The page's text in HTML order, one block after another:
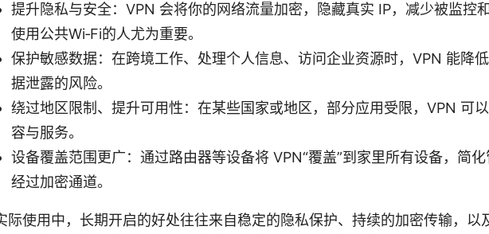
提升隐私与安全：VPN 会将你的网络流量加密，隐藏真实 IP，减少被监控
使用公共Wi‑Fi的人尤为重要。
保护敏感数据：在跨境工作、处理个人信息、访问企业资源时，VPN 能降
据泄露的风险。
绕过地区限制、提升可用性：在某些国家或地区，部分应用受限，VPN 可
容与服务。
设备覆盖范围更广：通过路由器等设备将 VPN“覆盖”到家里所有设备，简
经过加密通道。
际使用中，长期开启的好处往往来自稳定的隐私保护、持续的加密传输，以